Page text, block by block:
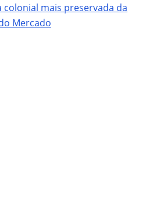
colonial mais preservada da
Mercado